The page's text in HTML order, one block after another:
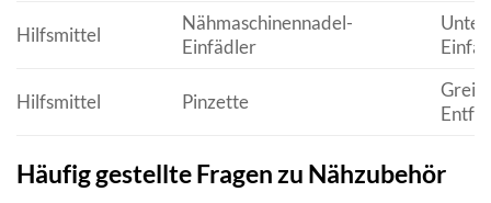
Hilfsmittel
Nähmaschinennadel-
Einfädler
Hilfsmittel Pinzette
Häufig gestellte Fragen zu Nähzubehör